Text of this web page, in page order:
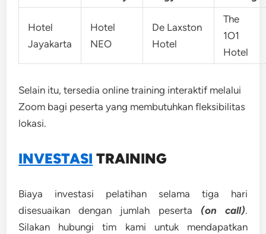
Hotel
Jayakarta
Hotel
NEO
De Laxston
Hotel
The
1O1
Hotel
Selain itu, tersedia online training interaktif melalui
Zoom bagi peserta yang membutuhkan fleksibilitas
lokasi.
INVESTASI TRAINING
Biaya investasi pelatihan selama tiga hari
disesuaikan dengan jumlah peserta (on call).
Silakan hubungi tim kami untuk mendapatkan